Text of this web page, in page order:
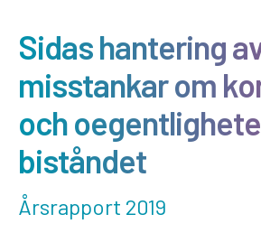
Sidas hantering
misstankar om
och
biståndet
Årsrapport 2019